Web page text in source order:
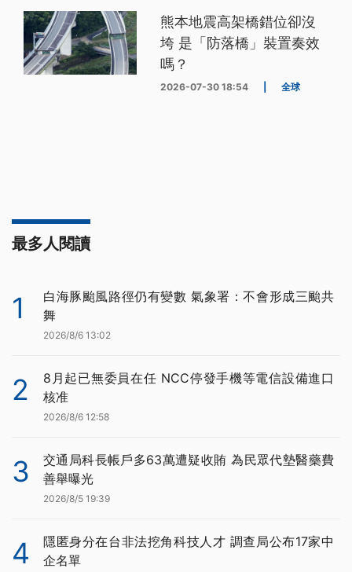
熊本地震高架橋錯位卻沒
垮 是「防落橋」裝置奏效
嗎？
2026-07-30 18:54 全球
最多人閱讀
1
白海豚颱風路徑仍有變數 氣象署：不會形成三颱共
舞
2026/8/6 13:02
2
8月起已無委員在任 NCC停發手機等電信設備進口
核准
2026/8/6 12:58
3
交通局科長帳戶多63萬遭疑收賄 為民眾代墊醫藥費
善舉曝光
2026/8/5 19:39
4
隱匿身分在台非法挖角科技人才 調查局公布17家中
企名單